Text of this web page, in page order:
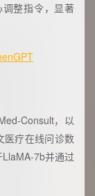
整指令，显著
Consult，以
医疗在线问诊数
7b并通过